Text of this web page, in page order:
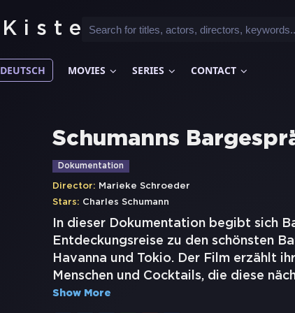
Kiste
DEUTSCH MOVIES SERIES CONTACT
Schumanns
Dokumentation
Director: Marieke Schroeder
Stars: Charles Schumann
In dieser Dokumentation begibt sich
Entdeckungsreise zu den schönsten
Havanna und Tokio. Der Film erzählt
Menschen und Cocktails, die diese
Show More